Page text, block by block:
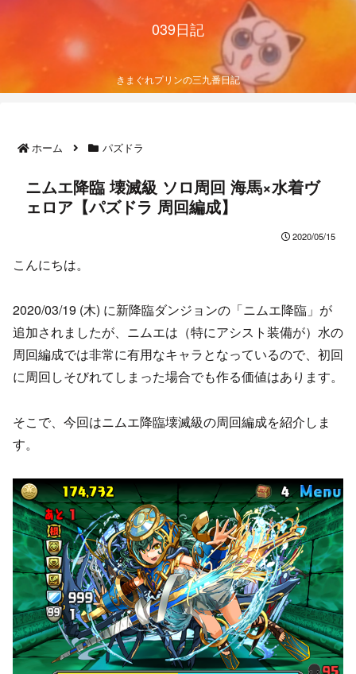
039日記
きまぐれプリンの三九番日記
ホーム パズドラ
ニムエ降臨 壊滅級 ソロ周回 海馬×水着ヴ
ェロア【パズドラ 周回編成】
2020/05/15
こんにちは。
2020/03/19 (木) に新降臨ダンジョンの「ニムエ降臨」が
追加されましたが、ニムエは（特にアシスト装備が）水の
周回編成では非常に有用なキャラとなっているので、初回
に周回しそびれてしまった場合でも作る価値はあります。
そこで、今回はニムエ降臨壊滅級の周回編成を紹介しま
す。